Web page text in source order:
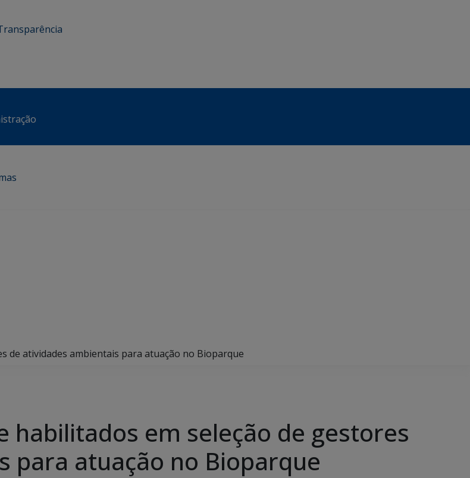
de atividades ambientais para atuação no Bioparque
habilitados em seleção de gestores
para atuação no Bioparque